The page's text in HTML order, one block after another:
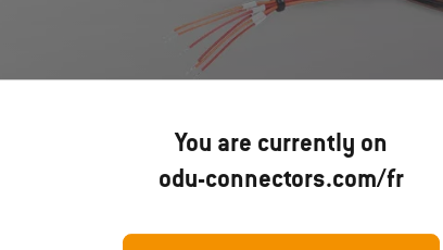
You are currently on
odu-connectors.com/fr